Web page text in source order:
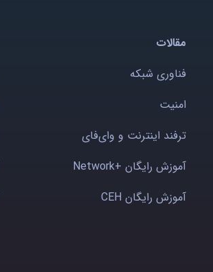
مقالات
فناوری شبکه
امنیت
ترفند اینترنت و وای‌فای
آموزش رایگان +Network
آموزش رایگان CEH